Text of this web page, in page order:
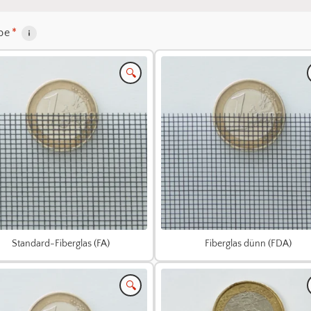
*
🔍
Standard-Fiberglas (FA) Fiberglas dünn (FDA)
🔍